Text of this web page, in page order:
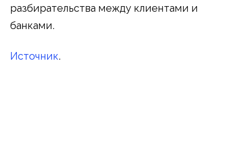
разбирательства между клиентами и
банками.
Источник.